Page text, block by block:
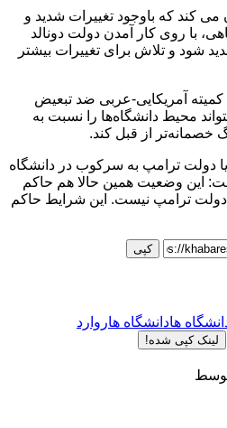
کند که باوجود تغییرات شدید و
با روی کار آمدن دولت دونالد
شود و تلاش برای تغییرات بیشتر
کمیته آمریکایی-عربی ضد تبعیض
محیط دانشگاه‌ها را نسبت به
از قبل کند.
دولت ترامپ به سرکوب در دانشگاه
این وضعیت همین حالا هم حاکم
ترامپ نیست. این شرایط حاکم
کپی
هادانشگاه هاروارد
لینک کپی شده!